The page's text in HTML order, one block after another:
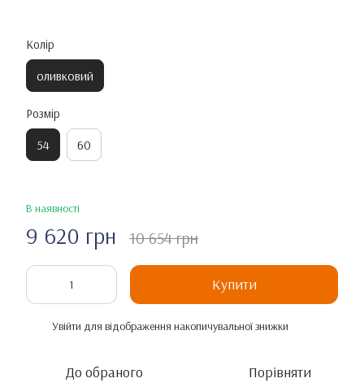
Колір
оливковий
Розмір
54 60
В наявності
9 620 грн 10 654 грн
Купити
Увійти для відображення накопичувальної знижки
До обраного Порівняти